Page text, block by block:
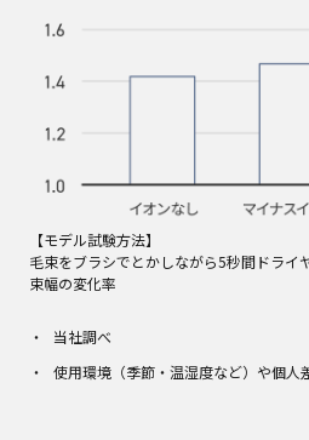
【モデル試験方法】
毛束をブラシでとかしながら5秒間ドライ
束幅の変化率
当社調べ
使用環境（季節・温湿度など）や個人